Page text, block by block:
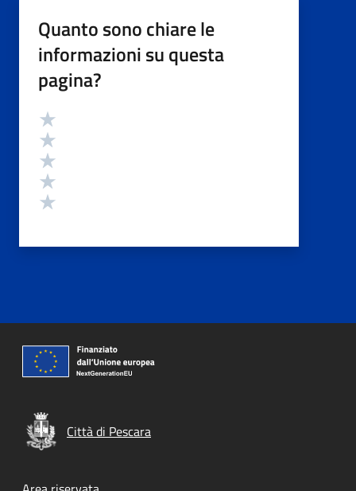
Quanto sono chiare le
informazioni su questa
pagina?
Valutazione
Città di Pescara